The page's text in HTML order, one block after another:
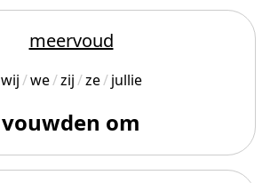
meervoud
wij we zij ze jullie
vouwden om